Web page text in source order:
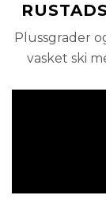
Plussgrader
vasket ski